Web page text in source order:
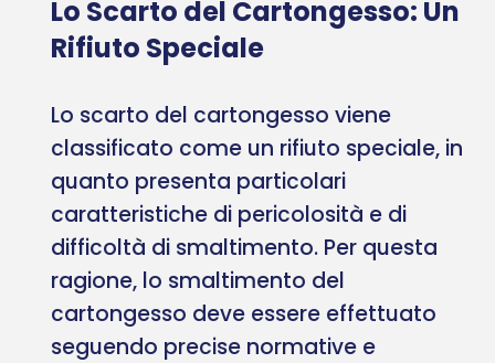
Lo Scarto del Cartongesso: Un
Rifiuto Speciale
Lo scarto del cartongesso viene
classificato come un rifiuto speciale, in
quanto presenta particolari
caratteristiche di pericolosità e di
difficoltà di smaltimento. Per questa
ragione, lo smaltimento del
cartongesso deve essere effettuato
seguendo precise normative e